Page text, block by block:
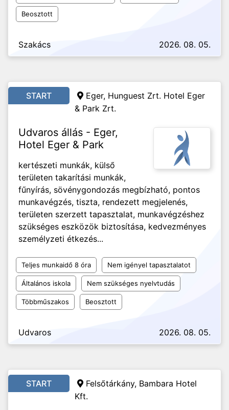
Beosztott
Szakács 2026. 08. 05.
START
Eger, Hunguest Zrt. Hotel Eger
& Park Zrt.
Udvaros állás - Eger,
Hotel Eger & Park
kertészeti munkák, külső
területen takarítási munkák,
fűnyírás, sövénygondozás megbízható, pontos
munkavégzés, tiszta, rendezett megjelenés,
területen szerzett tapasztalat, munkavégzéshez
szükséges eszközök biztosítása, kedvezményes
személyzeti étkezés...
Teljes munkaidő 8 óra Nem igényel tapasztalatot
Általános iskola Nem szükséges nyelvtudás
Többműszakos Beosztott
Udvaros 2026. 08. 05.
START
Felsőtárkány, Bambara Hotel
Kft.